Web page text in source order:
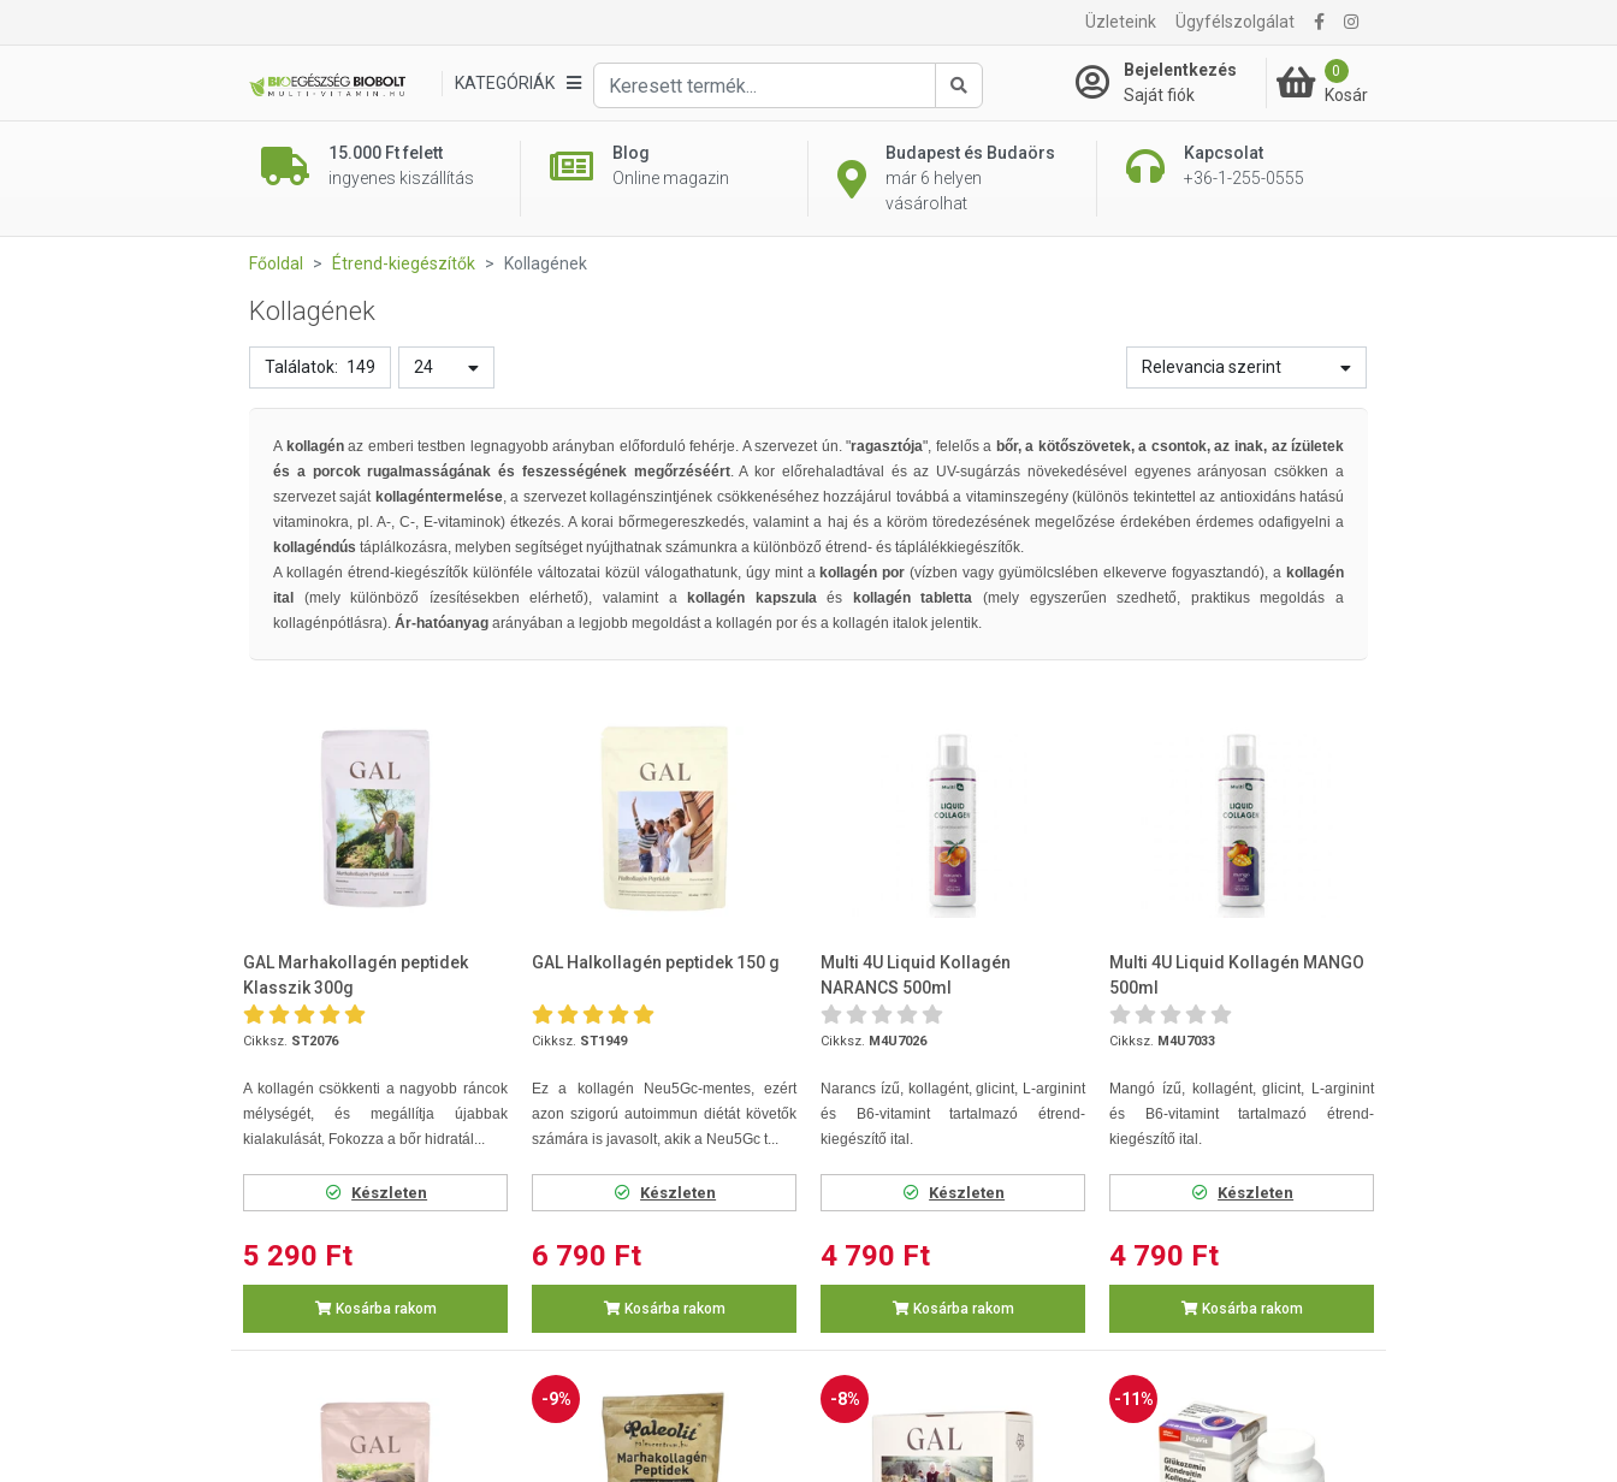
Üzleteink Ügyfélszolgálat
KATEGÓRIÁK
Keresés
Bejelentkezés
Saját fiók
0
Kosár
15.000 Ft felett
ingyenes kiszállítás
Blog
Online magazin
Budapest és Budaörs
már 6 helyen
vásárolhat
Kapcsolat
+36-1-255-0555
Főoldal Étrend-kiegészítők Kollagének
Kollagének
Találatok: 149 24 Relevancia szerint
A kollagénaz emberi testben legnagyobb arányban előforduló fehérje. A szervezet ún. "ragasztója", felelős a bőr, a kötőszövetek, a csontok, az inak, az ízületek
és a porcok rugalmasságának és feszességének megőrzéséért. A kor előrehaladtával és az UV-sugárzás növekedésével egyenes arányosan csökken a
szervezet saját kollagéntermelése, a szervezet kollagénszintjének csökkenéséhez hozzájárul továbbá a vitaminszegény (különös tekintettel az antioxidáns hatású
vitaminokra, pl. A-, C-, E-vitaminok) étkezés. A korai bőrmegereszkedés, valamint a haj és a köröm töredezésének megelőzése érdekében érdemes odafigyelni a
kollagéndús táplálkozásra, melyben segítséget nyújthatnak számunkra a különböző étrend- és táplálékkiegészítők.
A kollagén étrend-kiegészítők különféle változatai közül válogathatunk, úgy mint a kollagén por(vízben vagy gyümölcslében elkeverve fogyasztandó), a kollagén
ital (mely különböző ízesítésekben elérhető), valamint a kollagén kapszulaés kollagén tabletta (mely egyszerűen szedhető, praktikus megoldás a
kollagénpótlásra). Ár-hatóanyag arányában a legjobb megoldást a kollagén por és a kollagén italok jelentik.
GAL Marhakollagén peptidek
Klasszik 300g
Cikksz. ST2076
A kollagén csökkenti a nagyobb ráncok
mélységét, és megállítja újabbak
kialakulását, Fokozza a bőr hidratál...
Készleten
5 290 Ft
Kosárba rakom
GAL Halkollagén peptidek 150 g
Cikksz. ST1949
Ez a kollagén Neu5Gc-mentes, ezért
azon szigorú autoimmun diétát követők
számára is javasolt, akik a Neu5Gc t...
Készleten
6 790 Ft
Kosárba rakom
Multi 4U Liquid Kollagén
NARANCS 500ml
Cikksz. M4U7026
Narancs ízű, kollagént, glicint, L-arginint
és B6-vitamint tartalmazó étrend-
kiegészítő ital.
Készleten
4 790 Ft
Kosárba rakom
Multi 4U Liquid Kollagén MANGO
500ml
Cikksz. M4U7033
Mangó ízű, kollagént, glicint, L-arginint
és B6-vitamint tartalmazó étrend-
kiegészítő ital.
Készleten
4 790 Ft
Kosárba rakom
-9% -8% -11%